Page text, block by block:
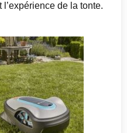
de la tonte.